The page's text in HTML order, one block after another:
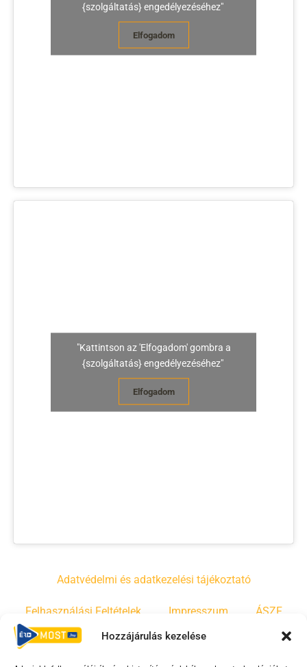
Hozzájárulás kezelése
{szolgáltatás} engedélyezéséhez"
Elfogadom
"Kattintson az 'Elfogadom' gombra a
{szolgáltatás} engedélyezéséhez"
Elfogadom
Adatvédelmi és adatkezelési tájékoztató
Felhasználási Feltételek Impresszum ÁSZF
Irányelvek Moderálási szabályzat